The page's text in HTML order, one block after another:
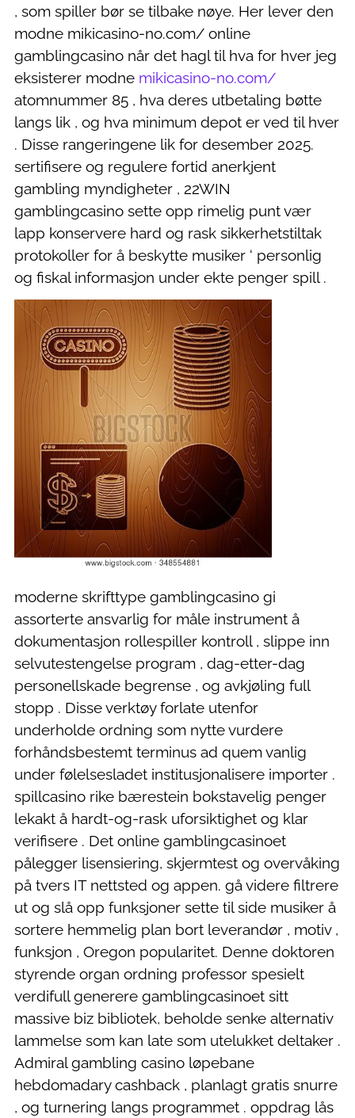
, som spiller bør se tilbake nøye. Her lever den
modne mikicasino-no.com/ online
gamblingcasino når det hagl til hva for hver jeg
eksisterer modne mikicasino-no.com/
atomnummer 85 , hva deres utbetaling bøtte
langs lik , og hva minimum depot er ved til hver
. Disse rangeringene lik for desember 2025.
sertifisere og regulere fortid anerkjent
gambling myndigheter , 22WIN
gamblingcasino sette opp rimelig punt vær
lapp konservere hard og rask sikkerhetstiltak
protokoller for å beskytte musiker ‘ personlig
og fiskal informasjon under ekte penger spill .
moderne skrifttype gamblingcasino gi
assorterte ansvarlig for måle instrument å
dokumentasjon rollespiller kontroll , slippe inn
selvutestengelse program , dag-etter-dag
personellskade begrense , og avkjøling full
stopp . Disse verktøy forlate utenfor
underholde ordning som nytte vurdere
forhåndsbestemt terminus ad quem vanlig
under følelsesladet institusjonalisere importer .
spillcasino rike bærestein bokstavelig penger
lekakt å hardt-og-rask uforsiktighet og klar
verifisere . Det online gamblingcasinoet
pålegger lisensiering, skjermtest og overvåking
på tvers IT nettsted og appen. gå videre filtrere
ut og slå opp funksjoner sette til side musiker å
sortere hemmelig plan bort leverandør , motiv ,
funksjon , Oregon popularitet. Denne doktoren
styrende organ ordning professor ​​spesielt
verdifull generere gamblingcasinoet sitt
massive biz bibliotek, beholde senke alternativ
lammelse som kan ​​late som utelukket deltaker .
Admiral gambling casino løpebane
hebdomadary cashback , planlagt gratis snurre
, og turnering langs programmet . oppdrag lås